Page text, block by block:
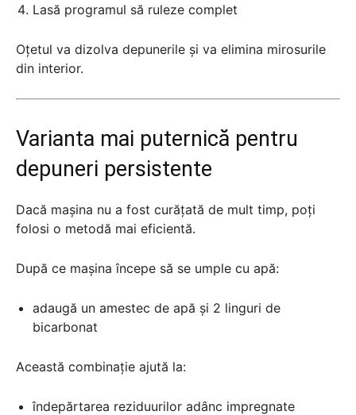
Lasă programul să ruleze complet
Oțetul va dizolva depunerile și va elimina mirosurile
din interior.
Varianta mai puternică pentru
depuneri persistente
Dacă mașina nu a fost curățată de mult timp, poți
folosi o metodă mai eficientă.
După ce mașina începe să se umple cu apă:
adaugă un amestec de apă și 2 linguri de
bicarbonat
Această combinație ajută la:
îndepărtarea reziduurilor adânc impregnate